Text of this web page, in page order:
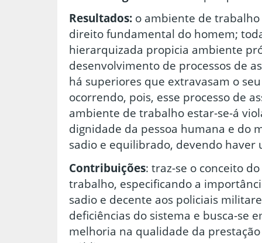
Resultados: o ambiente de
direito fundamental do homem;
hierarquizada propicia ambiente
desenvolvimento de processos de
há superiores que extravasam o
ocorrendo, pois, esse processo de
ambiente de trabalho estar-se-á
dignidade da pessoa humana e do
sadio e equilibrado, devendo haver
Contribuições: traz-se o conceito
trabalho, especificando a
sadio e decente aos policiais
deficiências do sistema e busca-se
melhoria na qualidade da